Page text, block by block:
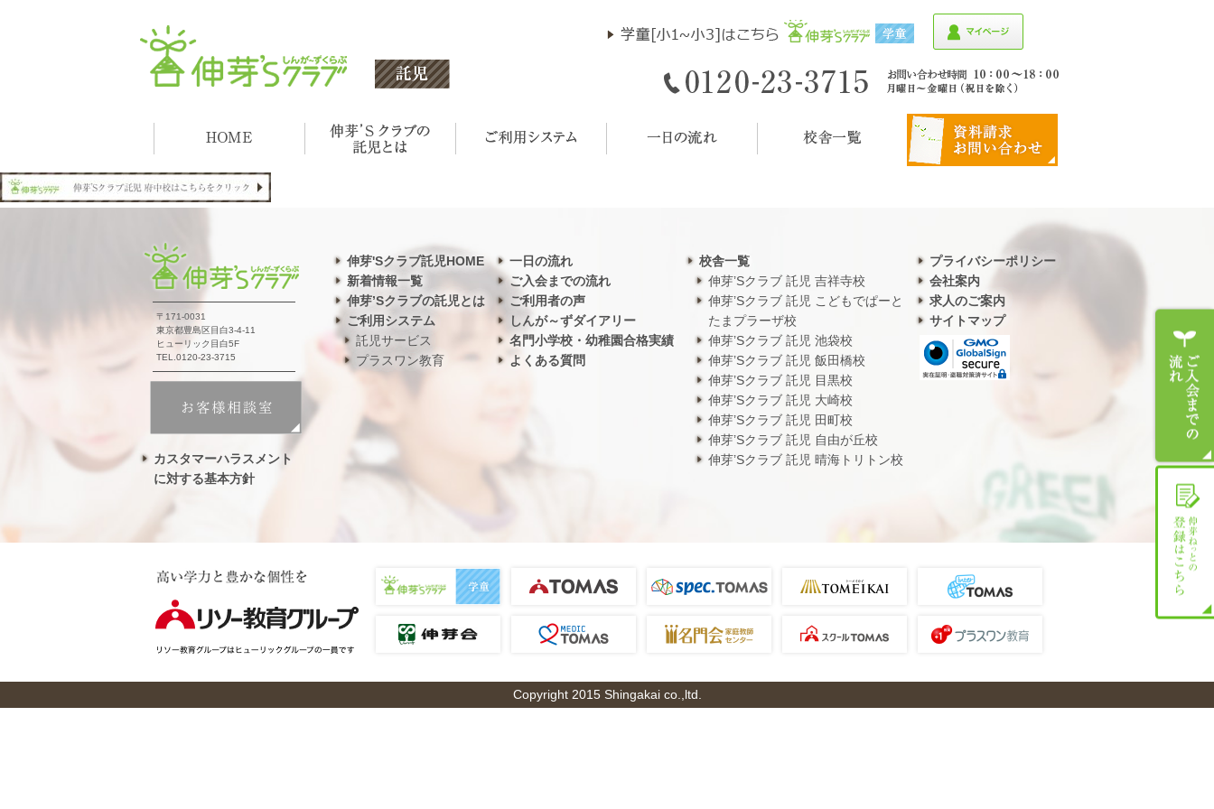
〒171-0031
東京都豊島区目白3-4-11
ヒューリック目白5F
TEL.0120-23-3715
カスタマーハラスメント
に対する基本方針
伸芽'Sクラブ託児HOME
新着情報一覧
伸芽’Sクラブの託児とは
ご利用システム
託児サービス
プラスワン教育
一日の流れ
ご入会までの流れ
ご利用者の声
しんが～ずダイアリー
名門小学校・幼稚園合格実績
よくある質問
校舎一覧
伸芽’Sクラブ 託児 吉祥寺校
伸芽’Sクラブ 託児 こどもでぱーと
たまプラーザ校
伸芽’Sクラブ 託児 池袋校
伸芽’Sクラブ 託児 飯田橋校
伸芽’Sクラブ 託児 目黒校
伸芽’Sクラブ 託児 大崎校
伸芽’Sクラブ 託児 田町校
伸芽’Sクラブ 託児 自由が丘校
伸芽’Sクラブ 託児 晴海トリトン校
プライバシーポリシー
会社案内
求人のご案内
サイトマップ
Copyright 2015 Shingakai co.,ltd.